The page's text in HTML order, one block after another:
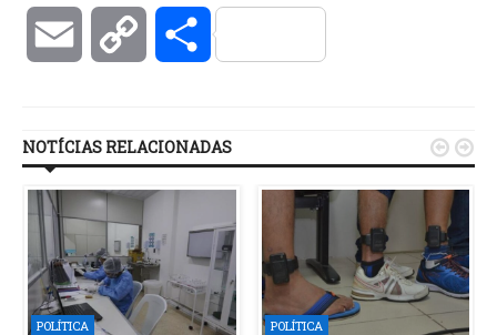
Email Copy Compartilhar
NOTÍCIAS RELACIONADAS
POLÍTICA POLÍTICA
 